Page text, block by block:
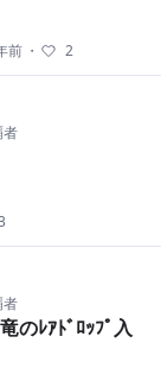
前 ・ 2
者
者
のﾚｱﾄﾞﾛｯﾌﾟ入